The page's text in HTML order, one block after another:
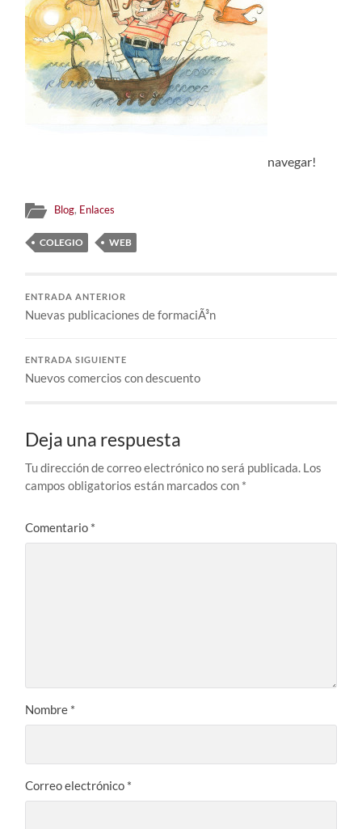
navegar!
Blog, Enlaces
COLEGIO WEB
ENTRADA ANTERIOR
Nuevas publicaciones de formaciÃ³n
ENTRADA SIGUIENTE
Nuevos comercios con descuento
Deja una respuesta
Tu dirección de correo electrónico no será publicada. Los
campos obligatorios están marcados con *
Comentario *
Nombre *
Correo electrónico *